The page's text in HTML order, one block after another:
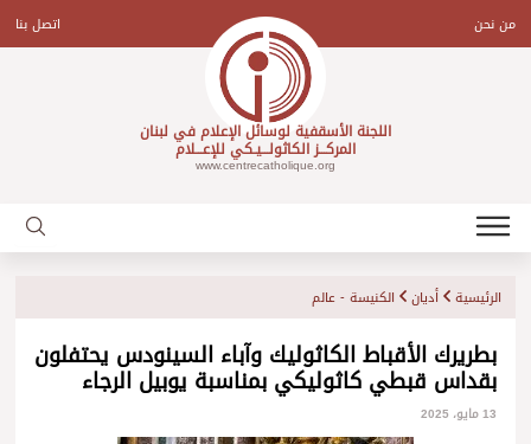
contentمن نحن اتصل بنا
اللجنة الأسقفية لوسائل الإعلام في لبنان
المركـــز الكاثولـــيـكي للإعـــلام
www.centrecatholique.org
الرئيسية أديان الكنيسة - عالم
بطريرك الأقباط الكاثوليك وآباء السينودس يحتفلون
بقداس قبطي كاثوليكي بمناسبة يوبيل الرجاء
13 مايو، 2025